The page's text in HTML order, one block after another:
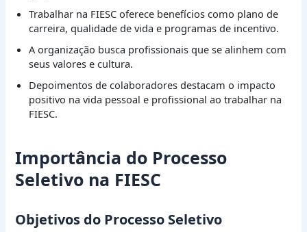
Trabalhar na FIESC oferece benefícios como plano de
carreira, qualidade de vida e programas de incentivo.
A organização busca profissionais que se alinhem com
seus valores e cultura.
Depoimentos de colaboradores destacam o impacto
positivo na vida pessoal e profissional ao trabalhar na
FIESC.
Importância do Processo
Seletivo na FIESC
Objetivos do Processo Seletivo